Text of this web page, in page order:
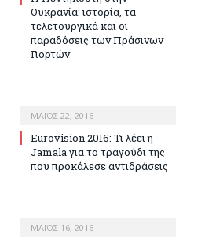
Ουκρανία: ιστορία, τα
τελετουργικά και οι
παραδόσεις των Πράσινων
Γιορτών
ΜΆΙΟΣ 22, 2016
Eurovision 2016: Τι λέει η
Jamala για το τραγούδι της
που προκάλεσε αντιδράσεις
ΜΆΙΟΣ 16, 2016